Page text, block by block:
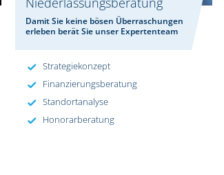
Damit Sie keine bösen Überraschungen
erleben berät Sie unser Expertenteam
Strategiekonzept
Finanzierungsberatung
Standortanalyse
Honorarberatung